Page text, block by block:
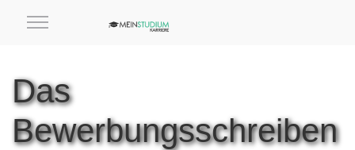
Das
Bewerbungsschreiben